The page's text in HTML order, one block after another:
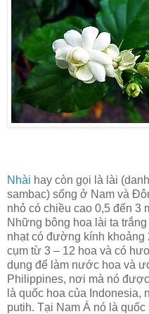
Nhài hay còn gọi là lài
sambac) sống ở Nam và
nhỏ có chiều cao 0,5 đến 3
Những bông hoa lài ta
nhạt có đường kính khoảng
cụm từ 3 – 12 hoa và có
dụng để làm nước hoa và
Philippines, nơi mà nó
là quốc hoa của
putih. Tại Nam Á nó là